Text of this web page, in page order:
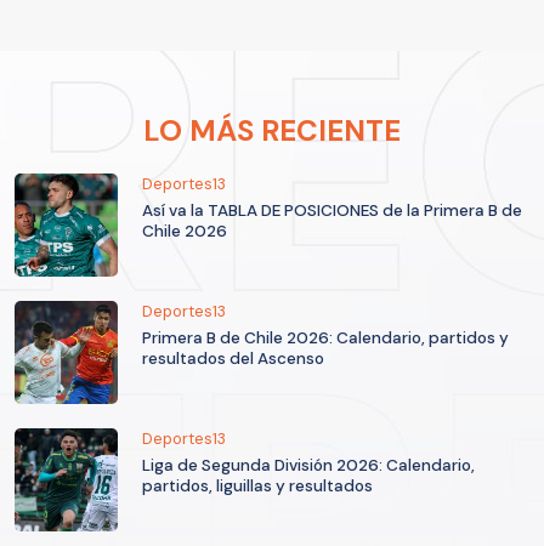
LO MÁS RECIENTE
Deportes13
Así va la TABLA DE POSICIONES de la Primera B de
Chile 2026
Deportes13
Primera B de Chile 2026: Calendario, partidos y
resultados del Ascenso
Deportes13
Liga de Segunda División 2026: Calendario,
partidos, liguillas y resultados